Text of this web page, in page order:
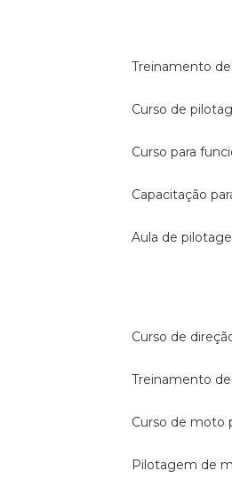
treinamento
curso de
curso para
capacitação
aula de
curso de
treinamento
curso de moto
pilotagem de